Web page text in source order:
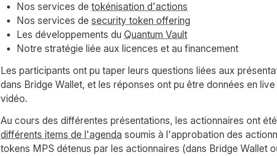
Nos services de tokénisation d'actions
Nos services de security token offering
Les développements du Quantum Vault
Notre stratégie liée aux licences et au financement
Les participants ont pu taper leurs questions liées aux
dans Bridge Wallet, et les réponses ont pu être données en
vidéo.
Au cours des différentes présentations, les actionnaires ont
différents items de l'agenda soumis à l'approbation des
tokens MPS détenus par les actionnaires (dans Bridge Wallet